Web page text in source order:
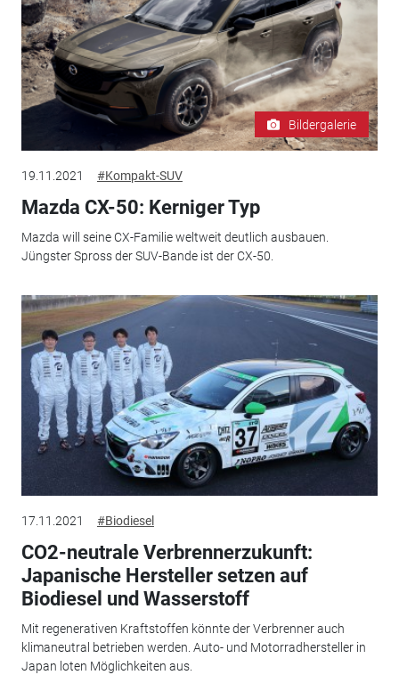
Bildergalerie
19.11.2021 #Kompakt-SUV
Mazda CX-50: Kerniger Typ
Mazda will seine CX-Familie weltweit deutlich ausbauen.
Jüngster Spross der SUV-Bande ist der CX-50.
17.11.2021 #Biodiesel
CO2-neutrale Verbrennerzukunft:
Japanische Hersteller setzen auf
Biodiesel und Wasserstoff
Mit regenerativen Kraftstoffen könnte der Verbrenner auch
klimaneutral betrieben werden. Auto- und Motorradhersteller in
Japan loten Möglichkeiten aus.